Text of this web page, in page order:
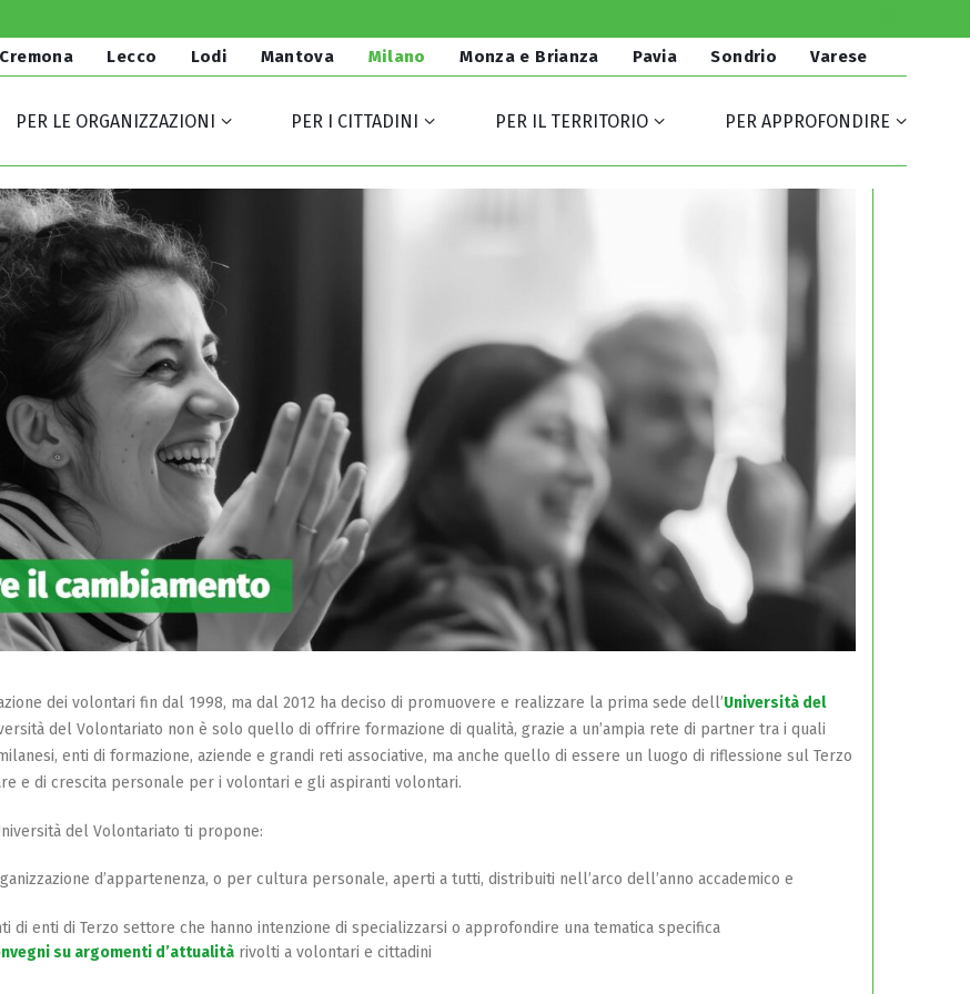
Cremona Lecco Lodi Mantova Milano Monza e Brianza Pavia Sondrio Varese
PER LE ORGANIZZAZIONI PER I CITTADINI PER IL TERRITORIO PER APPROFONDIRE
dei volontari fin dal 1998, ma dal 2012 ha deciso di promuovere e realizzare la prima sede dell’Università del
del Volontariato non è solo quello di offrire formazione di qualità, grazie a un’ampia rete di partner tra i quali
enti di formazione, aziende e grandi reti associative, ma anche quello di essere un luogo di riflessione sul Terzo
e di crescita personale per i volontari e gli aspiranti volontari.
del Volontariato ti propone:
d’appartenenza, o per cultura personale, aperti a tutti, distribuiti nell’arco dell’anno accademico e
di enti di Terzo settore che hanno intenzione di specializzarsi o approfondire una tematica specifica
su argomenti d’attualità rivolti a volontari e cittadini